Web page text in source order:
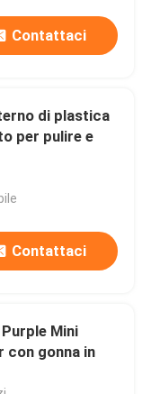
Contattaci
di plastica
per pulire e
Contattaci
Mini
con gonna in